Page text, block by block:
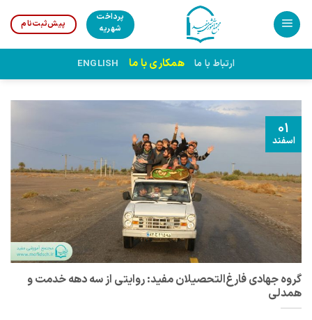
Skip
content
پرداخت
شهریه
پیش‌ثبت‌نام
ارتباط با ما همکاری با ما ENGLISH
گروه جهادی فارغ‌التحصیلان مفید: روایتی از سه دهه خدمت و
همدلی
01
اسفند